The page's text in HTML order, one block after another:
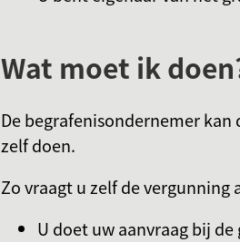
Wat moet ik
De begrafenisondernemer
zelf doen.
Zo vraagt u zelf de vergunning
U doet uw aanvraag bij